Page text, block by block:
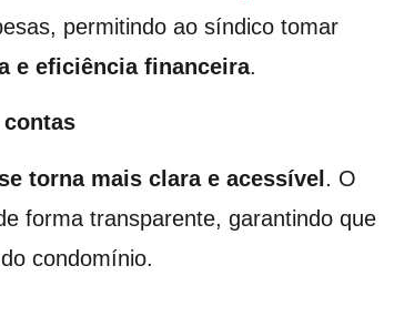
permitindo ao síndico tomar
e eficiência financeira.
contas
torna mais clara e acessível. O
forma transparente, garantindo que
condomínio.